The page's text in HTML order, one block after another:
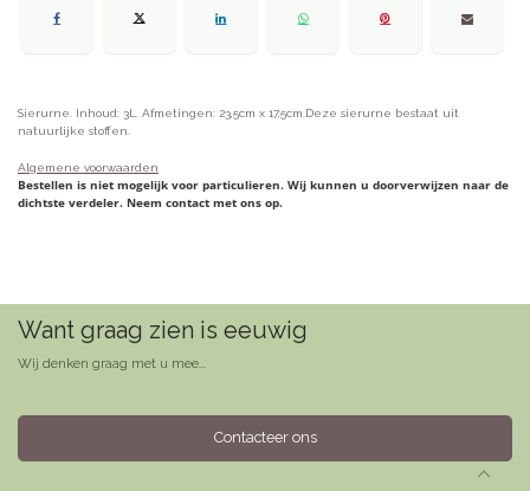
Sierurne. Inhoud: 3L. Afmetingen: 23,5cm x 17,5cm.Deze sierurne bestaat uit
natuurlijke stoffen.
Algemene voorwaarden
Bestellen is niet mogelijk voor particulieren. Wij kunnen u doorverwijzen naar de
dichtste verdeler. Neem contact met ons op.
Want graag zien is eeuwig
Wij denken graag met u mee...
Contacteer ons